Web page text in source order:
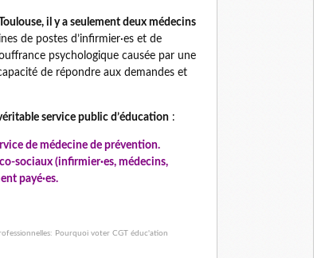
il y a seulement deux médecins
de postes d’infirmier·es et de
psychologique causée par une
de répondre aux demandes et
service public d’éducation :
de médecine de prévention.
sociaux (infirmier·es, médecins,
payé·es.